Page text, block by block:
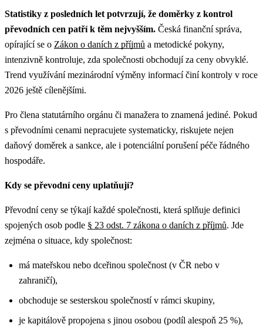
Statistiky z posledních let potvrzují, že doměrky z kontrol
převodních cen patří k těm nejvyšším. Česká finanční správa,
opírající se o Zákon o daních z příjmů a metodické pokyny,
intenzivně kontroluje, zda společnosti obchodují za ceny obvyklé.
Trend využívání mezinárodní výměny informací činí kontroly v roce
2026 ještě cílenějšími.
Pro člena statutárního orgánu či manažera to znamená jediné. Pokud
s převodními cenami nepracujete systematicky, riskujete nejen
daňový doměrek a sankce, ale i potenciální porušení péče řádného
hospodáře.
Kdy se převodní ceny uplatňují?
Převodní ceny se týkají každé společnosti, která splňuje definici
spojených osob podle § 23 odst. 7 zákona o daních z příjmů. Jde
zejména o situace, kdy společnost:
má mateřskou nebo dceřinou společnost (v ČR nebo v
zahraničí),
obchoduje se sesterskou společností v rámci skupiny,
je kapitálově propojena s jinou osobou (podíl alespoň 25 %),